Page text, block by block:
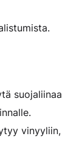
suojaliinaa
vinyyliin,